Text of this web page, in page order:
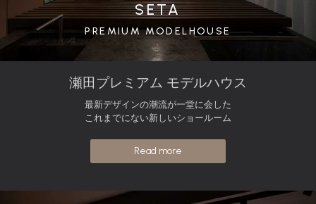
SETA
PREMIUM MODELHOUSE
瀬田プレミアム モデルハウス
最新デザインの潮流が一堂に会した
これまでにない新しいショールーム
Read more